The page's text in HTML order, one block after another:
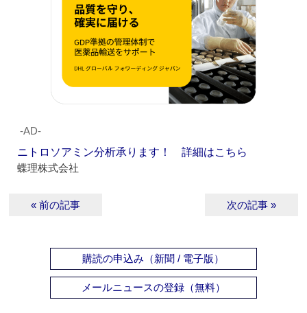
‐AD‐
ニトロソアミン分析承ります！ 詳細はこちら
蝶理株式会社
« 前の記事 次の記事 »
購読の申込み（新聞 / 電子版）
メールニュースの登録（無料）